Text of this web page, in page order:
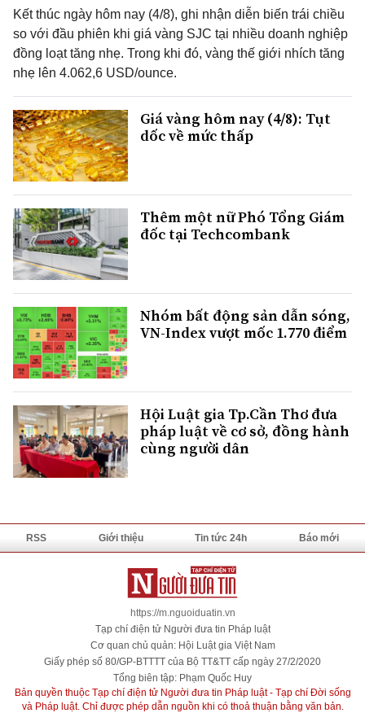
Kết thúc ngày hôm nay (4/8), ghi nhận diễn biến trái chiều
so với đầu phiên khi giá vàng SJC tại nhiều doanh nghiệp
đồng loạt tăng nhẹ. Trong khi đó, vàng thế giới nhích tăng
nhẹ lên 4.062,6 USD/ounce.
Giá vàng hôm nay (4/8): Tụt
dốc về mức thấp
Thêm một nữ Phó Tổng Giám
đốc tại Techcombank
Nhóm bất động sản dẫn sóng,
VN-Index vượt mốc 1.770 điểm
Hội Luật gia Tp.Cần Thơ đưa
pháp luật về cơ sở, đồng hành
cùng người dân
RSS Giới thiệu Tin tức 24h Báo mới
https://m.nguoiduatin.vn
Tạp chí điện tử Người đưa tin Pháp luật
Cơ quan chủ quản: Hội Luật gia Việt Nam
Giấy phép số 80/GP-BTTTT của Bộ TT&TT cấp ngày 27/2/2020
Tổng biên tập: Phạm Quốc Huy
Bản quyền thuộc Tạp chí điện tử Người đưa tin Pháp luật - Tạp chí Đời sống
và Pháp luật. Chỉ được phép dẫn nguồn khi có thoả thuận bằng văn bản.